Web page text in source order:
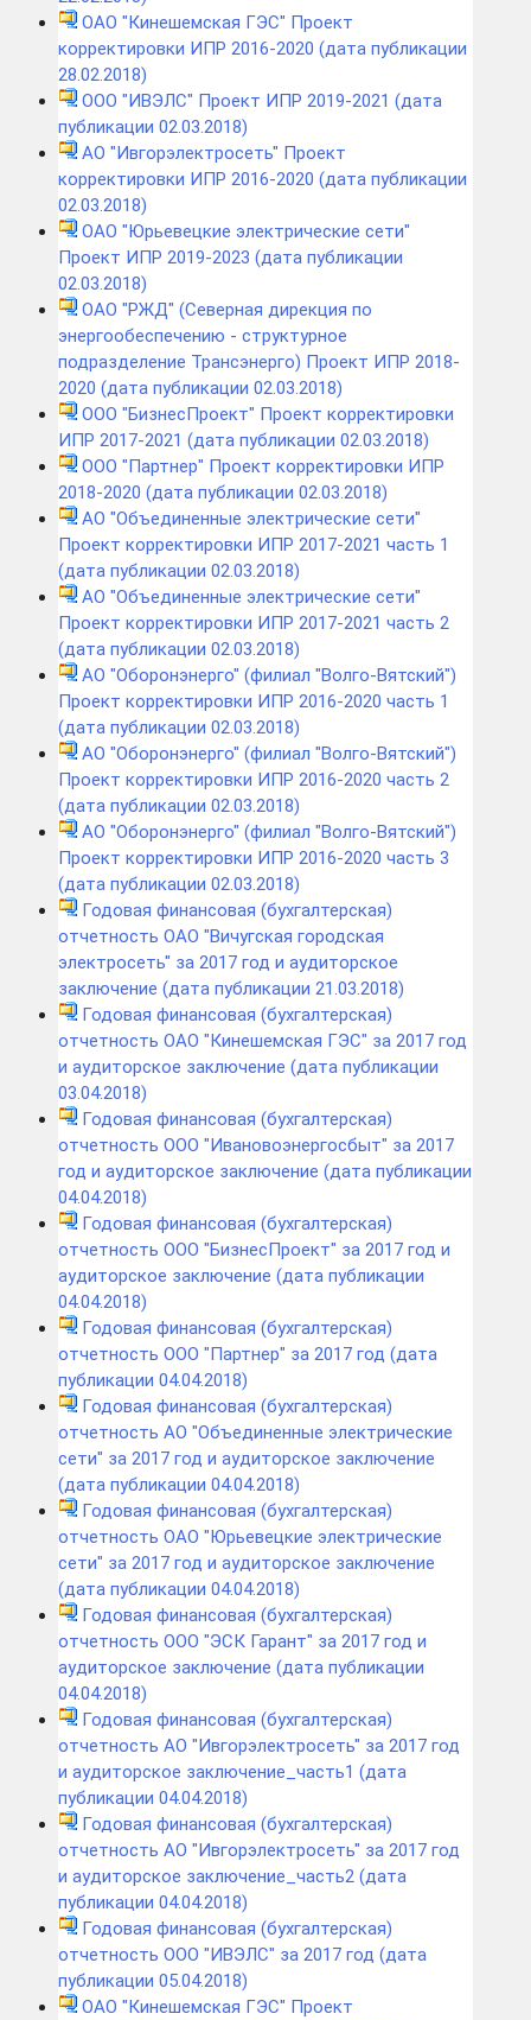
ОАО "Кинешемская ГЭС" Проект
корректировки ИПР 2016-2020 (дата публикации
28.02.2018)
ООО "ИВЭЛС" Проект ИПР 2019-2021 (дата
публикации 02.03.2018)
АО "Ивгорэлектросеть" Проект
корректировки ИПР 2016-2020 (дата публикации
02.03.2018)
ОАО "Юрьевецкие электрические сети"
Проект ИПР 2019-2023 (дата публикации
02.03.2018)
ОАО "РЖД" (Северная дирекция по
энергообеспечению - структурное
подразделение Трансэнерго) Проект ИПР 2018-
2020 (дата публикации 02.03.2018)
ООО "БизнесПроект" Проект корректировки
ИПР 2017-2021 (дата публикации 02.03.2018)
ООО "Партнер" Проект корректировки ИПР
2018-2020 (дата публикации 02.03.2018)
АО "Объединенные электрические сети"
Проект корректировки ИПР 2017-2021 часть 1
(дата публикации 02.03.2018)
АО "Объединенные электрические сети"
Проект корректировки ИПР 2017-2021 часть 2
(дата публикации 02.03.2018)
АО "Оборонэнерго" (филиал "Волго-Вятский")
Проект корректировки ИПР 2016-2020 часть 1
(дата публикации 02.03.2018)
АО "Оборонэнерго" (филиал "Волго-Вятский")
Проект корректировки ИПР 2016-2020 часть 2
(дата публикации 02.03.2018)
АО "Оборонэнерго" (филиал "Волго-Вятский")
Проект корректировки ИПР 2016-2020 часть 3
(дата публикации 02.03.2018)
Годовая финансовая (бухгалтерская)
отчетность ОАО "Вичугская городская
электросеть" за 2017 год и аудиторское
заключение (дата публикации 21.03.2018)
Годовая финансовая (бухгалтерская)
отчетность ОАО "Кинешемская ГЭС" за 2017 год
и аудиторское заключение (дата публикации
03.04.2018)
Годовая финансовая (бухгалтерская)
отчетность ООО "Ивановоэнергосбыт" за 2017
год и аудиторское заключение (дата публикации
04.04.2018)
Годовая финансовая (бухгалтерская)
отчетность ООО "БизнесПроект" за 2017 год и
аудиторское заключение (дата публикации
04.04.2018)
Годовая финансовая (бухгалтерская)
отчетность ООО "Партнер" за 2017 год (дата
публикации 04.04.2018)
Годовая финансовая (бухгалтерская)
отчетность АО "Объединенные электрические
сети" за 2017 год и аудиторское заключение
(дата публикации 04.04.2018)
Годовая финансовая (бухгалтерская)
отчетность ОАО "Юрьевецкие электрические
сети" за 2017 год и аудиторское заключение
(дата публикации 04.04.2018)
Годовая финансовая (бухгалтерская)
отчетность ООО "ЭСК Гарант" за 2017 год и
аудиторское заключение (дата публикации
04.04.2018)
Годовая финансовая (бухгалтерская)
отчетность АО "Ивгорэлектросеть" за 2017 год
и аудиторское заключение_часть1 (дата
публикации 04.04.2018)
Годовая финансовая (бухгалтерская)
отчетность АО "Ивгорэлектросеть" за 2017 год
и аудиторское заключение_часть2 (дата
публикации 04.04.2018)
Годовая финансовая (бухгалтерская)
отчетность ООО "ИВЭЛС" за 2017 год (дата
публикации 05.04.2018)
ОАО "Кинешемская ГЭС" Проект